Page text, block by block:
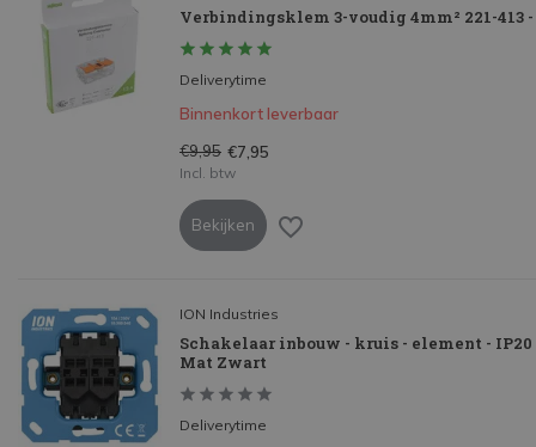
Verbindingsklem 3-voudig 4mm² 221-413 -
Deliverytime
Binnenkort leverbaar
€9,95 €7,95
Incl. btw
Bekijken
ION Industries
Schakelaar inbouw - kruis - element - IP20
Mat Zwart
Deliverytime